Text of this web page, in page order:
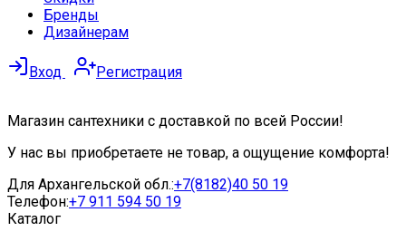
Бренды
Дизайнерам
Вход Регистрация
Магазин сантехники с доставкой по всей России!
У нас вы приобретаете не товар, а ощущение комфорта!
Для Архангельской обл.:+7(8182)40 50 19
Телефон:+7 911 594 50 19
Каталог